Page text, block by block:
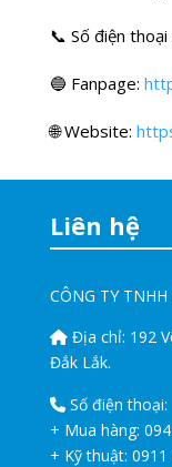
📞 Số điện
🔵 Fanpage:
🌐 Website:
Liên hệ
CÔNG TY
Địa chỉ: 192
Đắk Lắk.
Số điện thoại:
+ Mua hàng:
+ Kỹ thuật: 0911